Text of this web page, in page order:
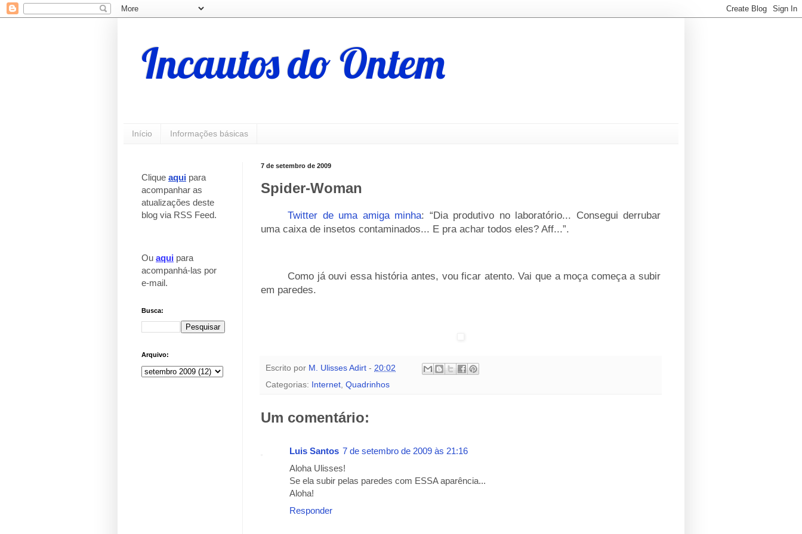
Incautos do Ontem
Início Informações básicas
7 de setembro de 2009
Spider-Woman
Twitter de uma amiga minha: “Dia produtivo no laboratório... Consegui derrubar
uma caixa de insetos contaminados... E pra achar todos eles? Aff...”.
Como já ouvi essa história antes, vou ficar atento. Vai que a moça começa a subir
em paredes.
Escrito por M. Ulisses Adirt - 20:02
Categorias:
Internet Quadrinhos
Um comentário:
Luis Santos 7 de setembro de 2009 às 21:16
Aloha Ulisses!
Se ela subir pelas paredes com ESSA aparência...
Aloha!
Responder
Clique aqui para
acompanhar as
atualizações deste
blog via RSS Feed.
Ou aqui para
acompanhá-las por
e-mail.
Busca:
Arquivo: